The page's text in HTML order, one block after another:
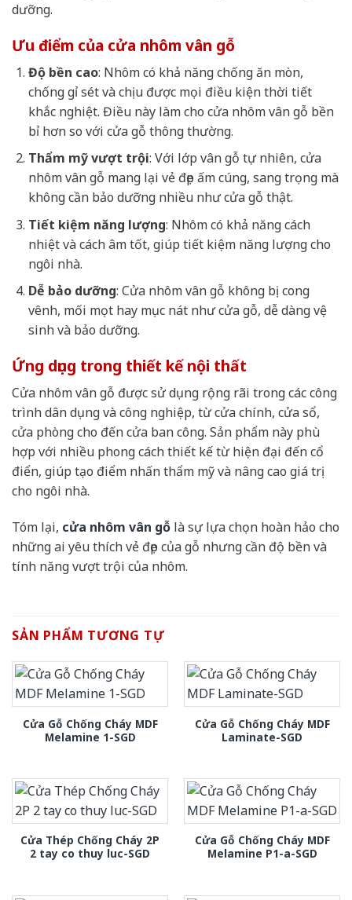
dưỡng.
Ưu điểm của cửa nhôm vân gỗ
Độ bền cao: Nhôm có khả năng chống ăn mòn,
chống gỉ sét và chịu được mọi điều kiện thời tiết
khắc nghiệt. Điều này làm cho cửa nhôm vân gỗ bền
bỉ hơn so với cửa gỗ thông thường.
Thẩm mỹ vượt trội: Với lớp vân gỗ tự nhiên, cửa
nhôm vân gỗ mang lại vẻ đẹp ấm cúng, sang trọng mà
không cần bảo dưỡng nhiều như cửa gỗ thật.
Tiết kiệm năng lượng: Nhôm có khả năng cách
nhiệt và cách âm tốt, giúp tiết kiệm năng lượng cho
ngôi nhà.
Dễ bảo dưỡng: Cửa nhôm vân gỗ không bị cong
vênh, mối mọt hay mục nát như cửa gỗ, dễ dàng vệ
sinh và bảo dưỡng.
Ứng dụng trong thiết kế nội thất
Cửa nhôm vân gỗ được sử dụng rộng rãi trong các công
trình dân dụng và công nghiệp, từ cửa chính, cửa sổ,
cửa phòng cho đến cửa ban công. Sản phẩm này phù
hợp với nhiều phong cách thiết kế từ hiện đại đến cổ
điển, giúp tạo điểm nhấn thẩm mỹ và nâng cao giá trị
cho ngôi nhà.
Tóm lại, cửa nhôm vân gỗ là sự lựa chọn hoàn hảo cho
những ai yêu thích vẻ đẹp của gỗ nhưng cần độ bền và
tính năng vượt trội của nhôm.
SẢN PHẨM TƯƠNG TỰ
Cửa Gỗ Chống Cháy MDF
Melamine 1-SGD
Cửa Gỗ Chống Cháy MDF
Laminate-SGD
Cửa Thép Chống Cháy 2P
2 tay co thuy luc-SGD
Cửa Gỗ Chống Cháy MDF
Melamine P1-a-SGD